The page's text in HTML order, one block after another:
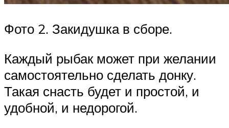
Фото 2. Закидушка в сборе.
Каждый рыбак может при желании
самостоятельно сделать донку.
Такая снасть будет и простой, и
удобной, и недорогой.